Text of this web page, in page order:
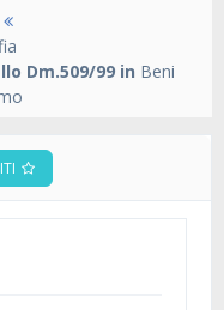
Dm.509/99 in Beni